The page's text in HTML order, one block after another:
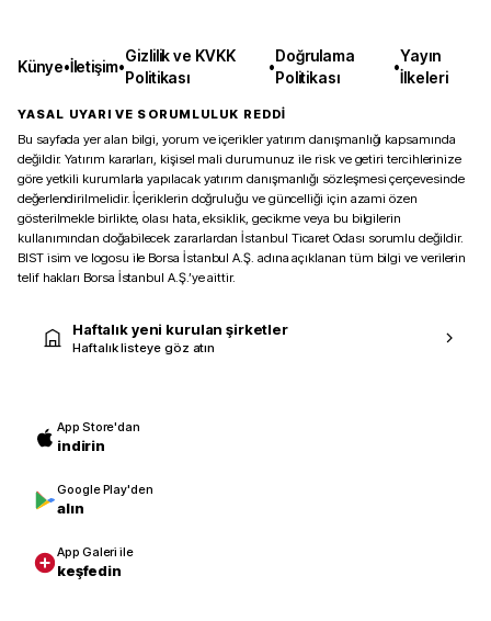
Künye•İletişim•
Gizlilik ve KVKK
Politikası
•
Doğrulama
Politikası
•
Yayın
İlkeleri
YASAL UYARI VE SORUMLULUK REDDİ
Bu sayfada yer alan bilgi, yorum ve içerikler yatırım danışmanlığı kapsamında
değildir. Yatırım kararları, kişisel mali durumunuz ile risk ve getiri tercihlerinize
göre yetkili kurumlarla yapılacak yatırım danışmanlığı sözleşmesi çerçevesinde
değerlendirilmelidir. İçeriklerin doğruluğu ve güncelliği için azami özen
gösterilmekle birlikte, olası hata, eksiklik, gecikme veya bu bilgilerin
kullanımından doğabilecek zararlardan İstanbul Ticaret Odası sorumlu değildir.
BIST isim ve logosu ile Borsa İstanbul A.Ş. adına açıklanan tüm bilgi ve verilerin
telif hakları Borsa İstanbul A.Ş.’ye aittir.
Haftalık yeni kurulan şirketler
Haftalık listeye göz atın
App Store'dan
indirin
Google Play'den
alın
App Galeri ile
keşfedin